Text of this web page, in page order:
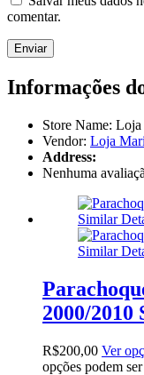
comentar.
Informações
Store Name: Loja
Vendor: Loja
Address:
Nenhuma
2000/
R$200,00 Ver
opções podem